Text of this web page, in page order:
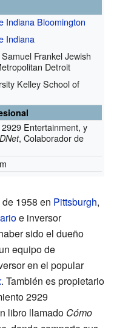
Indiana Bloomington
Indiana
Frankel Jewish
Detroit
Kelley School of
Entertainment, y
, Colaborador de
1958 en Pittsburgh,
e inversor
sido el dueño
equipo de
en el popular
. También es propietario
2929
libro llamado Cómo